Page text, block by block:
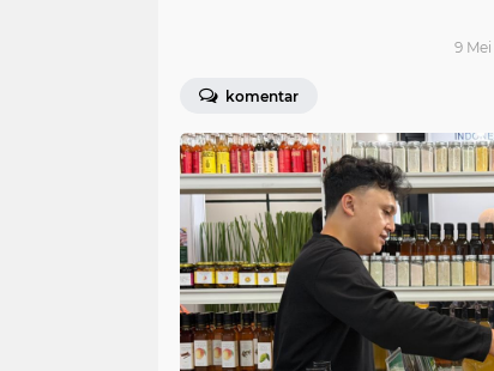
9
komentar